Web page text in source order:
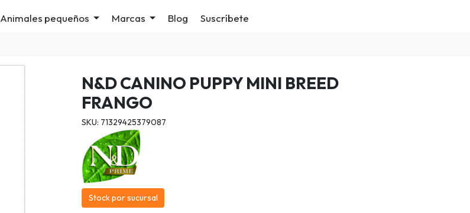
Animales pequeños Marcas Blog Suscríbete
N&D CANINO PUPPY MINI BREED
FRANGO
SKU: 71329425379087
Stock por sucursal